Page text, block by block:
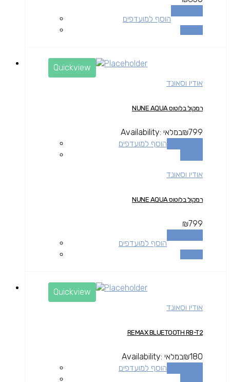
הוסף למועדפים
Quickview
אודיו וסאונד
רמקול בלוטוס NUNE AQUA
₪799
Availability: במלאי
הוסף למועדפים
אודיו וסאונד
רמקול בלוטוס NUNE AQUA
₪799
הוסף למועדפים
Quickview
אודיו וסאונד
REMAX BLUETOOTH RB-T2
₪180
Availability: במלאי
הוסף למועדפים